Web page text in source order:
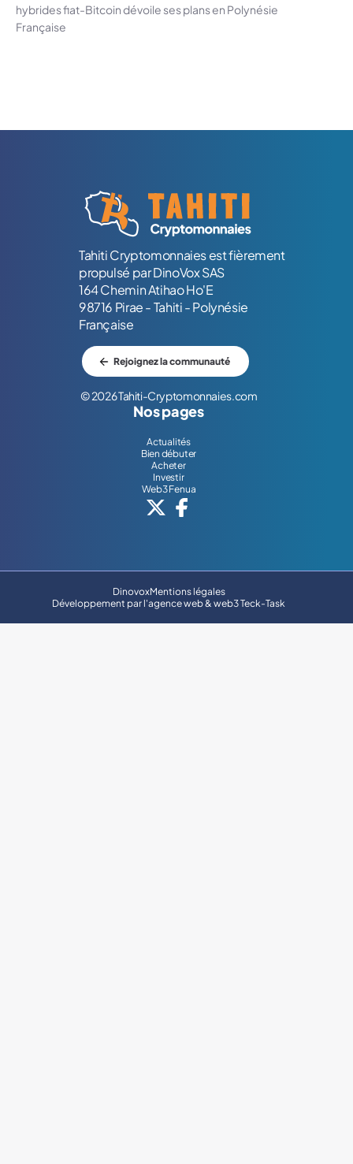
hybrides fiat-Bitcoin dévoile ses plans en Polynésie
Française
Tahiti Cryptomonnaies est fièrement
propulsé par DinoVox SAS
164 Chemin Atihao Ho'E
98716 Pirae - Tahiti - Polynésie
Française
Rejoignez la communauté
© 2026 Tahiti-Cryptomonnaies.com
Nos pages
Actualités
Bien débuter
Acheter
Investir
Web3 Fenua
DinovoxMentions légales
Développement par l'agence web & web3 Teck-Task